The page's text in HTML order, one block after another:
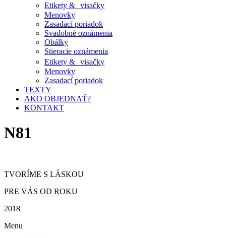
Etikety & visačky
Menovky
Zasadací poriadok
Svadobné oznámenia
Obálky
Stieracie oznámenia
Etikety & visačky
Menovky
Zasadací poriadok
TEXTY
AKO OBJEDNAŤ?
KONTAKT
N81
TVORÍME S LÁSKOU
PRE VÁS OD ROKU
2018
Menu